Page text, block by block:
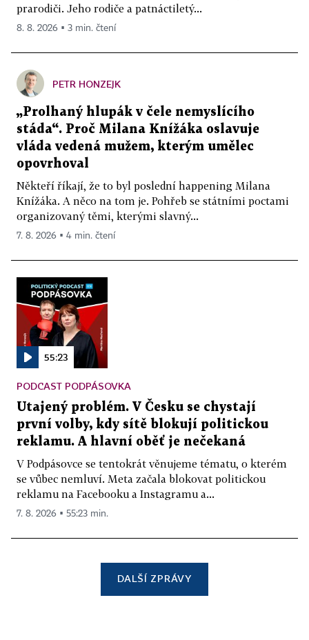
prarodiči. Jeho rodiče a patnáctiletý...
8. 8. 2026 ▪ 3 min. čtení
PETR HONZEJK
„Prolhaný hlupák v čele nemyslícího
stáda“. Proč Milana Knížáka oslavuje
vláda vedená mužem, kterým umělec
opovrhoval
Někteří říkají, že to byl poslední happening Milana
Knížáka. A něco na tom je. Pohřeb se státními poctami
organizovaný těmi, kterými slavný...
7. 8. 2026 ▪ 4 min. čtení
55:23
PODCAST PODPÁSOVKA
Utajený problém. V Česku se chystají
první volby, kdy sítě blokují politickou
reklamu. A hlavní oběť je nečekaná
V Podpásovce se tentokrát věnujeme tématu, o kterém
se vůbec nemluví. Meta začala blokovat politickou
reklamu na Facebooku a Instagramu a...
7. 8. 2026 ▪ 55:23 min.
DALŠÍ ZPRÁVY